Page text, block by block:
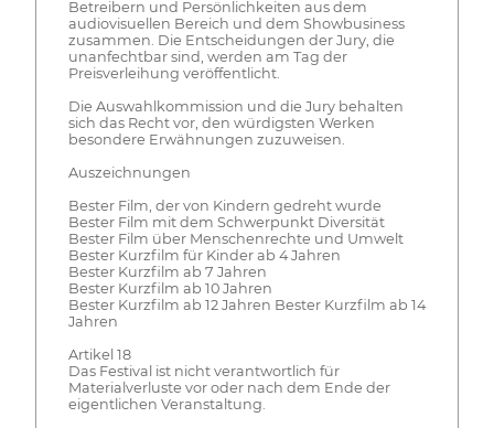
Betreibern und Persönlichkeiten aus dem
audiovisuellen Bereich und dem Showbusiness
zusammen. Die Entscheidungen der Jury, die
unanfechtbar sind, werden am Tag der
Preisverleihung veröffentlicht.
Die Auswahlkommission und die Jury behalten
sich das Recht vor, den würdigsten Werken
besondere Erwähnungen zuzuweisen.
Auszeichnungen
Bester Film, der von Kindern gedreht wurde
Bester Film mit dem Schwerpunkt Diversität
Bester Film über Menschenrechte und Umwelt
Bester Kurzfilm für Kinder ab 4 Jahren
Bester Kurzfilm ab 7 Jahren
Bester Kurzfilm ab 10 Jahren
Bester Kurzfilm ab 12 Jahren Bester Kurzfilm ab 14
Jahren
Artikel 18
Das Festival ist nicht verantwortlich für
Materialverluste vor oder nach dem Ende der
eigentlichen Veranstaltung.